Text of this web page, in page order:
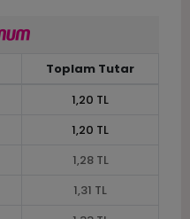
Toplam Tutar
1,20 TL
1,20 TL
1,28 TL
1,31 TL